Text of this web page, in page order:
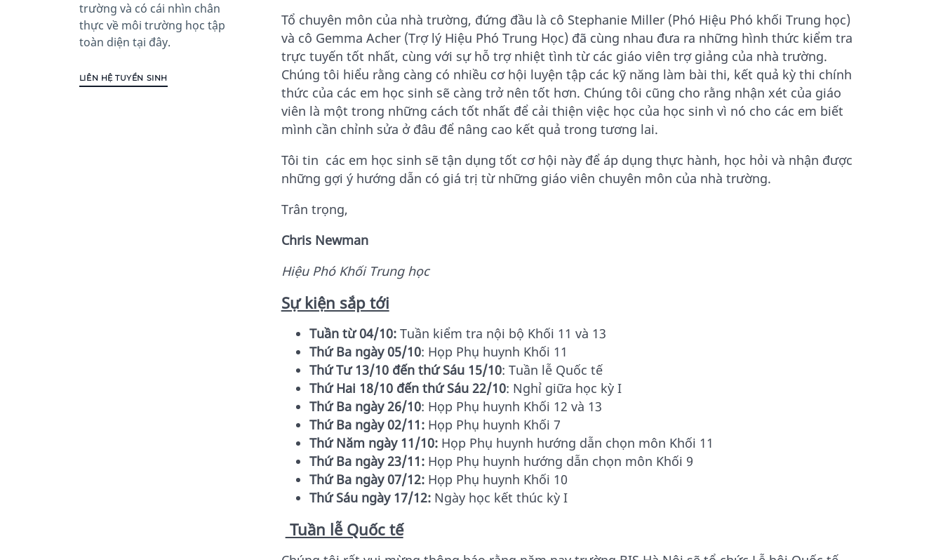
trường và có cái nhìn chân
thực về môi trường học tập
toàn diện tại đây.
LIÊN HỆ TUYỂN SINH
Tổ chuyên môn của nhà trường, đứng đầu là cô Stephanie Miller (Phó Hiệu Phó khối Trung học)
và cô Gemma Acher (Trợ lý Hiệu Phó Trung Học) đã cùng nhau đưa ra những hình thức kiểm tra
trực tuyến tốt nhất, cùng với sự hỗ trợ nhiệt tình từ các giáo viên trợ giảng của nhà trường.
Chúng tôi hiểu rằng càng có nhiều cơ hội luyện tập các kỹ năng làm bài thi, kết quả kỳ thi chính
thức của các em học sinh sẽ càng trở nên tốt hơn. Chúng tôi cũng cho rằng nhận xét của giáo
viên là một trong những cách tốt nhất để cải thiện việc học của học sinh vì nó cho các em biết
mình cần chỉnh sửa ở đâu để nâng cao kết quả trong tương lai.
Tôi tin các em học sinh sẽ tận dụng tốt cơ hội này để áp dụng thực hành, học hỏi và nhận được
những gợi ý hướng dẫn có giá trị từ những giáo viên chuyên môn của nhà trường.
Trân trọng,
Chris Newman
Hiệu Phó Khối Trung học
Sự kiện sắp tới
Tuần từ 04/10:Tuần kiểm tra nội bộ Khối 11 và 13
Thứ Ba ngày 05/10: Họp Phụ huynh Khối 11
Thứ Tư 13/10 đến thứ Sáu 15/10: Tuần lễ Quốc tế
Thứ Hai 18/10 đến thứ Sáu 22/10: Nghỉ giữa học kỳ I
Thứ Ba ngày 26/10: Họp Phụ huynh Khối 12 và 13
Thứ Ba ngày 02/11:Họp Phụ huynh Khối 7
Thứ Năm ngày 11/10:Họp Phụ huynh hướng dẫn chọn môn Khối 11
Thứ Ba ngày 23/11:Họp Phụ huynh hướng dẫn chọn môn Khối 9
Thứ Ba ngày 07/12:Họp Phụ huynh Khối 10
Thứ Sáu ngày 17/12:Ngày học kết thúc kỳ I
Tuần lễ Quốc tế